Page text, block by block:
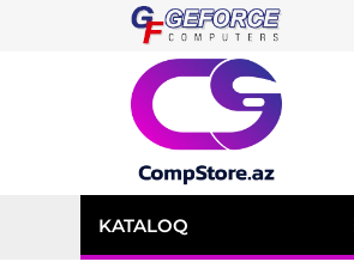
KATALOQ